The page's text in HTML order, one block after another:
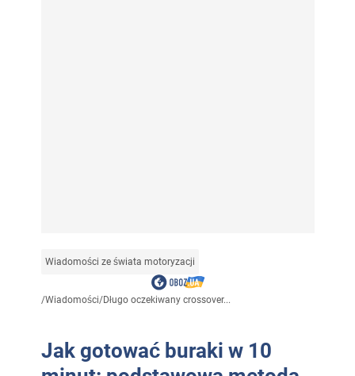
Wiadomości ze świata motoryzacji
/Wiadomości/Długo oczekiwany crossover...
Jak gotować buraki w 10